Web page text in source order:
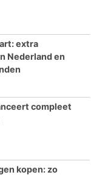
extra
Nederland en
compleet
kopen: zo